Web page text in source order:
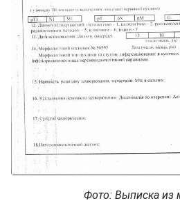
Фото: Выписка из